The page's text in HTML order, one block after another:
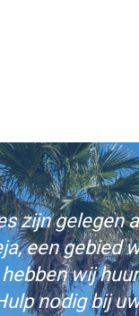
zijn gelegen
een gebied
wij
nodig bij